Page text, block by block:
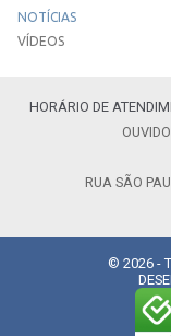
NOTÍCIAS
VÍDEOS
HORÁRIO DE
RUA SÃO
© 2026 -